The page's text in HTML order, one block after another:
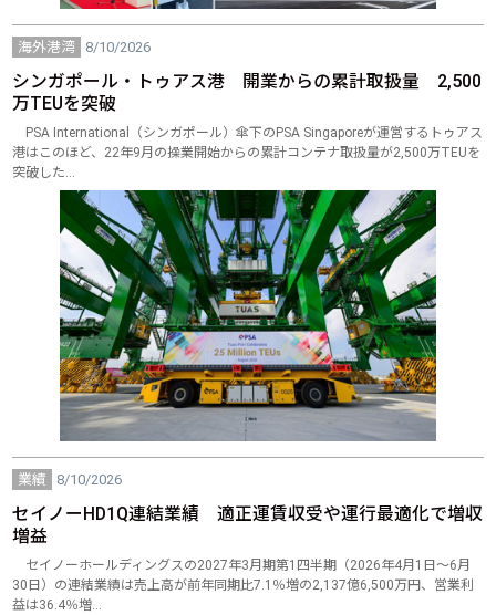
海外港湾 8/10/2026
シンガポール・トゥアス港 開業からの累計取扱量 2,500
万TEUを突破
PSA International（シンガポール）傘下のPSA Singaporeが運営するトゥアス
港はこのほど、22年9月の操業開始からの累計コンテナ取扱量が2,500万TEUを
突破した…
業績 8/10/2026
セイノーHD1Q連結業績 適正運賃収受や運行最適化で増収
増益
セイノーホールディングスの2027年3月期第1四半期（2026年4月1日～6月
30日）の連結業績は売上高が前年同期比7.1％増の2,137億6,500万円、営業利
益は36.4％増…